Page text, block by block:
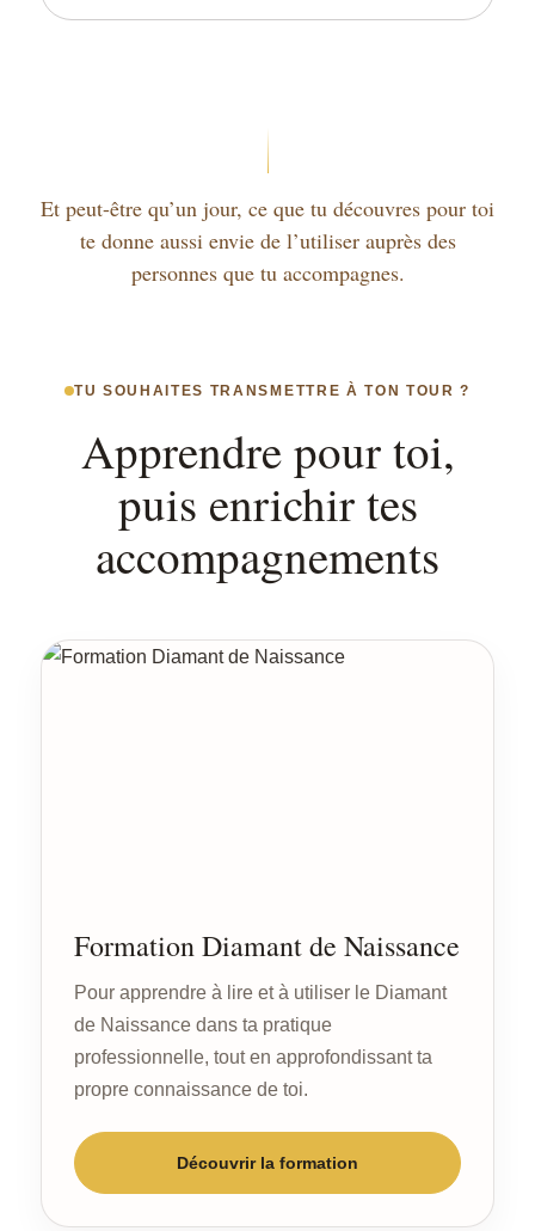
Et peut-être qu’un jour, ce que tu découvres pour toi
te donne aussi envie de l’utiliser auprès des
personnes que tu accompagnes.
TU SOUHAITES TRANSMETTRE À TON TOUR ?
Apprendre pour toi,
puis enrichir tes
accompagnements
Formation Diamant de Naissance
Pour apprendre à lire et à utiliser le Diamant
de Naissance dans ta pratique
professionnelle, tout en approfondissant ta
propre connaissance de toi.
Découvrir la formation